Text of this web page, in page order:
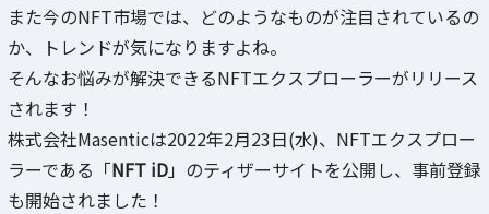
また今のNFT市場では、どのようなものが注目されているの
か、トレンドが気になりますよね。
そんなお悩みが解決できるNFTエクスプローラーがリリース
されます！
株式会社Masenticは2022年2月23日(水)、NFTエクスプロー
ラーである「NFT iD」のティザーサイトを公開し、事前登録
も開始されました！